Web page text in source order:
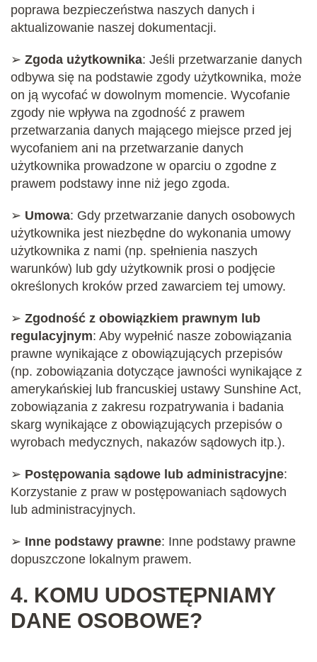
poprawa bezpieczeństwa naszych danych i
aktualizowanie naszej dokumentacji.
➢ Zgoda użytkownika: Jeśli przetwarzanie danych
odbywa się na podstawie zgody użytkownika, może
on ją wycofać w dowolnym momencie. Wycofanie
zgody nie wpływa na zgodność z prawem
przetwarzania danych mającego miejsce przed jej
wycofaniem ani na przetwarzanie danych
użytkownika prowadzone w oparciu o zgodne z
prawem podstawy inne niż jego zgoda.
➢ Umowa: Gdy przetwarzanie danych osobowych
użytkownika jest niezbędne do wykonania umowy
użytkownika z nami (np. spełnienia naszych
warunków) lub gdy użytkownik prosi o podjęcie
określonych kroków przed zawarciem tej umowy.
➢ Zgodność z obowiązkiem prawnym lub
regulacyjnym: Aby wypełnić nasze zobowiązania
prawne wynikające z obowiązujących przepisów
(np. zobowiązania dotyczące jawności wynikające z
amerykańskiej lub francuskiej ustawy Sunshine Act,
zobowiązania z zakresu rozpatrywania i badania
skarg wynikające z obowiązujących przepisów o
wyrobach medycznych, nakazów sądowych itp.).
➢ Postępowania sądowe lub administracyjne:
Korzystanie z praw w postępowaniach sądowych
lub administracyjnych.
➢ Inne podstawy prawne: Inne podstawy prawne
dopuszczone lokalnym prawem.
4. KOMU UDOSTĘPNIAMY
DANE OSOBOWE?